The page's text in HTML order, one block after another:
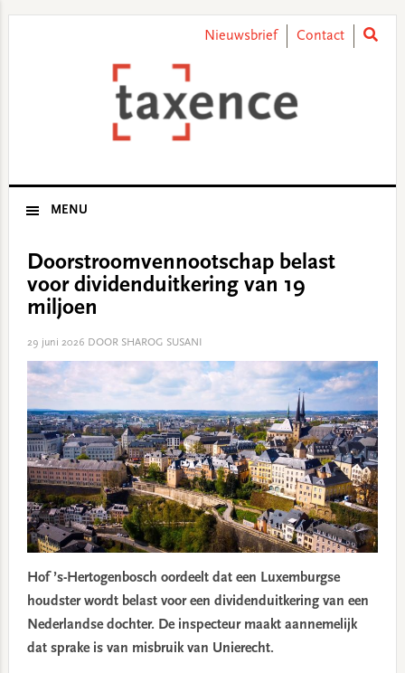
Nieuwsbrief Contact
MENU
Doorstroomvennootschap belast
voor dividenduitkering van 19
miljoen
29 juni 2026 DOOR SHAROG SUSANI
Hof ’s-Hertogenbosch oordeelt dat een Luxemburgse
houdster wordt belast voor een dividenduitkering van een
Nederlandse dochter. De inspecteur maakt aannemelijk
dat sprake is van misbruik van Unierecht.